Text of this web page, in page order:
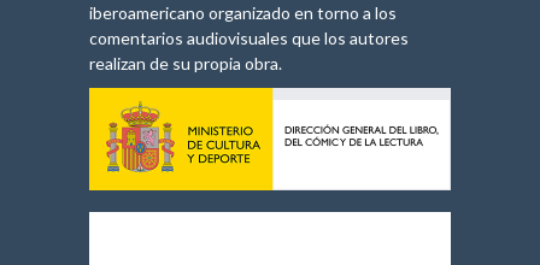
iberoamericano organizado en torno a los
comentarios audiovisuales que los autores
realizan de su propia obra.